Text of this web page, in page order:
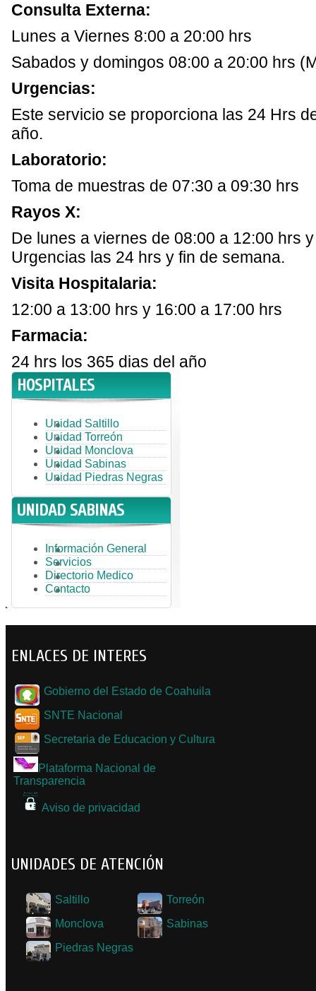
Consulta Externa:
Lunes a Viernes 8:00 a 20:00 hrs
Sabados y domingos 08:00 a 20:00 hrs
Urgencias:
Este servicio se proporciona las 24 Hrs
año.
Laboratorio:
Toma de muestras de 07:30 a 09:30 hrs
Rayos X:
De lunes a viernes de 08:00 a 12:00 hrs
Urgencias las 24 hrs y fin de semana.
Visita Hospitalaria:
12:00 a 13:00 hrs y 16:00 a 17:00 hrs
Farmacia:
24 hrs los 365 dias del año
HOSPITALES
Unidad Saltillo
Unidad Torreón
Unidad Monclova
Unidad Sabinas
Unidad Piedras Negras
UNIDAD SABINAS
Información General
Servicios
Directorio Medico
Contacto
ENLACES DE INTERES
Gobierno del Estado de Coahuila
SNTE Nacional
Secretaria de Educacion y Cultura
Plataforma Nacional de
Transparencia
Aviso de privacidad
UNIDADES DE ATENCIÓN
Saltillo
Torreón
Monclova
Sabinas
Piedras Negras